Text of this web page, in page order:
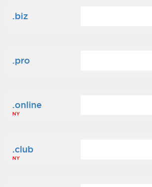
.biz
.pro
.online
NY
.club
NY